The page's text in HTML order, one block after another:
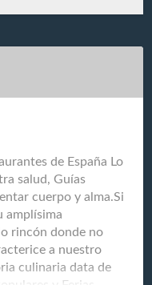
el estadio (etapa) de
de terapias
para aliviar
de España Lo
salud, Guías
cuerpo y alma.Si
amplísima
rincón donde no
a nuestro
culinaria data de